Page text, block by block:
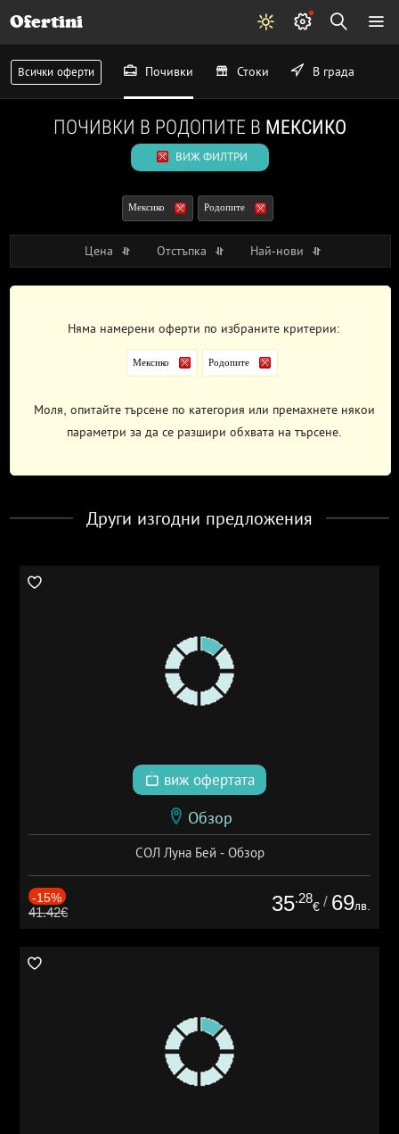
Ofertini
Всички оферти Почивки Стоки В града
ПОЧИВКИ В РОДОПИТЕ В МЕКСИКО
ВИЖ ФИЛТРИ
Мексико Родопите
Цена Отстъпка Най-нови
Няма намерени оферти по избраните критерии:
Мексико Родопите
Моля, опитайте търсене по категория или премахнете някои
параметри за да се разшири обхвата на търсене.
Други изгодни предложения
виж офертата
Обзор
СОЛ Луна Бей - Обзор
-15%
41.42€ 35.28
€ / 69лв.